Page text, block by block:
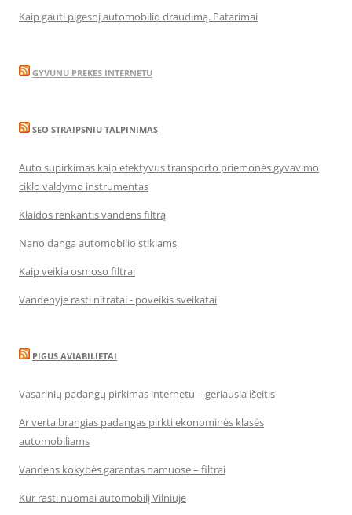
Kaip gauti pigesnį automobilio draudimą. Patarimai
GYVUNU PREKES INTERNETU
SEO STRAIPSNIU TALPINIMAS
Auto supirkimas kaip efektyvus transporto priemonės gyvavimo
ciklo valdymo instrumentas
Klaidos renkantis vandens filtrą
Nano danga automobilio stiklams
Kaip veikia osmoso filtrai
Vandenyje rasti nitratai - poveikis sveikatai
PIGUS AVIABILIETAI
Vasarinių padangų pirkimas internetu – geriausia išeitis
Ar verta brangias padangas pirkti ekonominės klasės
automobiliams
Vandens kokybės garantas namuose – filtrai
Kur rasti nuomai automobilį Vilniuje